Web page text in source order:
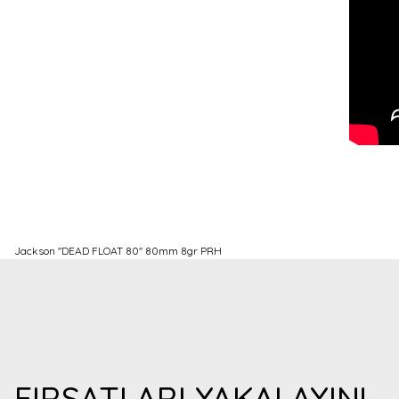
Jackson ''DEAD FLOAT 80'' 80mm 8gr PRH